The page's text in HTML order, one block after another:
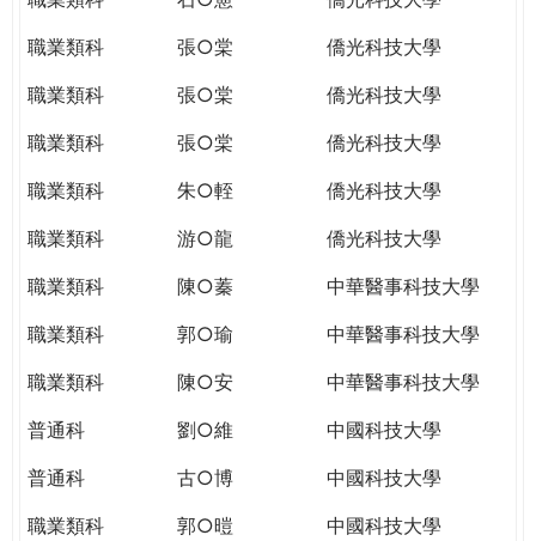
職業類科
張○棠
僑光科技大學
職業類科
張○棠
僑光科技大學
職業類科
張○棠
僑光科技大學
職業類科
朱○輊
僑光科技大學
職業類科
游○龍
僑光科技大學
職業類科
陳○蓁
中華醫事科技大學
職業類科
郭○瑜
中華醫事科技大學
職業類科
陳○安
中華醫事科技大學
普通科
劉○維
中國科技大學
普通科
古○博
中國科技大學
職業類科
郭○暟
中國科技大學